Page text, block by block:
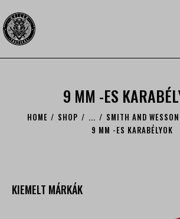
9 MM -ES
HOME SHOP ...
SMITH AND
9 MM -ES KARABÉLYOK
KIEMELT MÁRKÁK